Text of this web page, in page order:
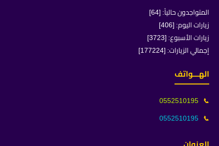
المتواجدون حالياً: [64]
زيارات اليوم: [406]
زيارات الأسبوع: [3723]
إجمالي الزيارات: [177224]
الهـــواتف
📞
0552510195
📞
0552510195